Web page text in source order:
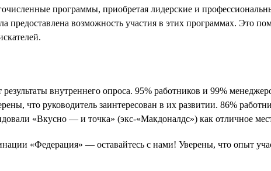
программы, приобретая лидерские и
предоставлена возможность участия в этих программах. Это
внутреннего опроса. 95% работников и 99%
что руководитель заинтересован в их развитии. 86%
«Вкусно — и точка» (экс-«Макдоналдс») как отличное
«Федерация» — оставайтесь с нами! Уверены, что опыт